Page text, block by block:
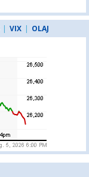
| VIX | OLAJ